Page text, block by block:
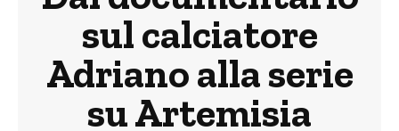
sul calciatore
Adriano alla serie
su Artemisia